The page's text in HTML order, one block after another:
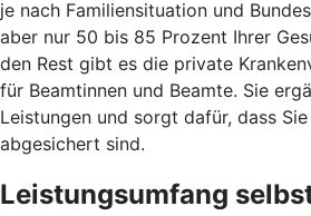
je nach Familiensituation und
aber nur 50 bis 85 Prozent Ihrer
den Rest gibt es die private
für Beamtinnen und Beamte. Sie
Leistungen und sorgt dafür, dass
abgesichert sind.
Leistungsumfang